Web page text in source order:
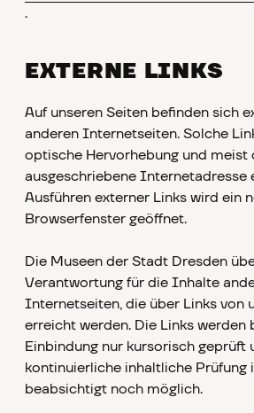
.
EXTERNE LINKS
Auf unseren Seiten befinden sich
anderen Internetseiten. Solche
optische Hervorhebung und meist
ausgeschriebene Internetadresse
Ausführen externer Links wird ein
Browserfenster geöffnet.
Die Museen der Stadt Dresden
Verantwortung für die Inhalte
Internetseiten, die über Links von
erreicht werden. Die Links werden
Einbindung nur kursorisch geprüft
kontinuierliche inhaltliche Prüfung
beabsichtigt noch möglich.